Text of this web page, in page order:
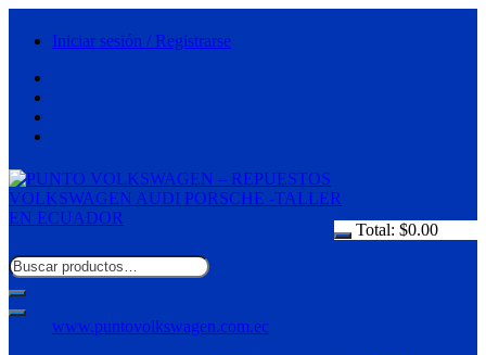
Iniciar sesión / Registrarse
Total: $0.00
www.puntovolkswagen.com.ec